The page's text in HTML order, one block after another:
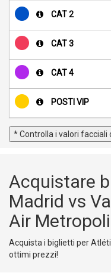
CAT 2
CAT 3
CAT 4
POSTI VIP
* Controlla i valori facciali
Acquistare
Madrid vs
Air
Acquista i biglietti per
ottimi prezzi!